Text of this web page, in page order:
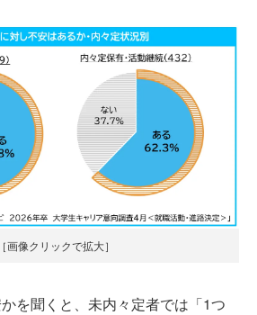
［画像クリックで拡大］
を聞くと、未内々定者では「1つ